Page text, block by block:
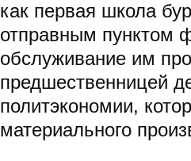
как первая школа
отправным пунктом
обслуживание им
предшественницей
политэкономии,
материального